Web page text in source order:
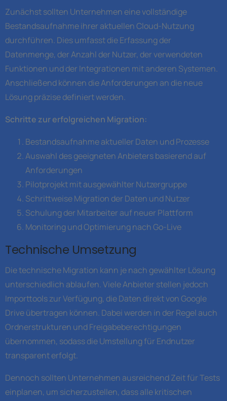
Zunächst sollten Unternehmen eine vollständige
Bestandsaufnahme ihrer aktuellen Cloud-Nutzung
durchführen. Dies umfasst die Erfassung der
Datenmenge, der Anzahl der Nutzer, der verwendeten
Funktionen und der Integrationen mit anderen Systemen.
Anschließend können die Anforderungen an die neue
Lösung präzise definiert werden.
Schritte zur erfolgreichen Migration:
Bestandsaufnahme aktueller Daten und Prozesse
Auswahl des geeigneten Anbieters basierend auf
Anforderungen
Pilotprojekt mit ausgewählter Nutzergruppe
Schrittweise Migration der Daten und Nutzer
Schulung der Mitarbeiter auf neuer Plattform
Monitoring und Optimierung nach Go-Live
Technische Umsetzung
Die technische Migration kann je nach gewählter Lösung
unterschiedlich ablaufen. Viele Anbieter stellen jedoch
Importtools zur Verfügung, die Daten direkt von Google
Drive übertragen können. Dabei werden in der Regel auch
Ordnerstrukturen und Freigabeberechtigungen
übernommen, sodass die Umstellung für Endnutzer
transparent erfolgt.
Dennoch sollten Unternehmen ausreichend Zeit für Tests
einplanen, um sicherzustellen, dass alle kritischen